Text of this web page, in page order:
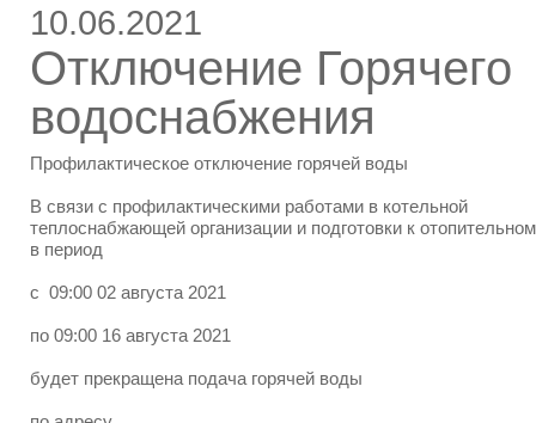
10.06.2021
Отключение Горячего
водоснабжения
Профилактическое отключение горячей воды
В связи с профилактическими работами в котельной
теплоснабжающей организации и подготовки к
в период
с 09:00 02 августа 2021
по 09:00 16 августа 2021
будет прекращена подача горячей воды